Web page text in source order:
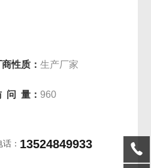
商性质：生产厂家
问 量： 960
： 13524849933